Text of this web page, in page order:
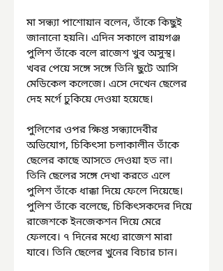
মা সন্ধ্যা পাশোয়ান বলেন, তাঁকে কিছুই
জানানো হয়নি। এদিন সকালে রায়গঞ্জ
পুলিশ তাঁকে বলে রাজেশ খুব অসুস্থ।
খবর পেয়ে সঙ্গে সঙ্গে তিনি ছুটে আসি
মেডিকেল কলেজে। এসে দেখেন ছেলের
দেহ মর্গে ঢুকিয়ে দেওয়া হয়েছে।
পুলিশের ওপর ক্ষিপ্ত সন্ধ্যাদেবীর
অভিযোগ, চিকিৎসা চলাকালীন তাঁকে
ছেলের কাছে আসতে দেওয়া হত না।
তিনি ছেলের সঙ্গে দেখা করতে এলে
পুলিশ তাঁকে ধাক্কা দিয়ে ফেলে দিয়েছে।
পুলিশ তাঁকে বলেছে, চিকিৎসকদের দিয়ে
রাজেশকে ইনজেকশন দিয়ে মেরে
ফেলবে। ৭ দিনের মধ্যে রাজেশ মারা
যাবে। তিনি ছেলের খুনের বিচার চান।